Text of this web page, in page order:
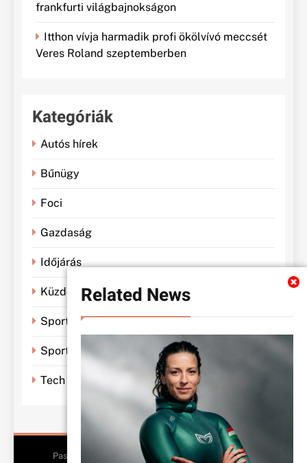
Related News
frankfurti világbajnokságon
Itthon vívja harmadik profi ökölvívó meccsét
Veres Roland szeptemberben
Kategóriák
Autós hírek
Bűnügy
Foci
Gazdaság
Időjárás
Küzdősportok
Sportbánya
Sporthírek
Tech
Pasiklub - All Rights Reserved 2026.. Free Theme By